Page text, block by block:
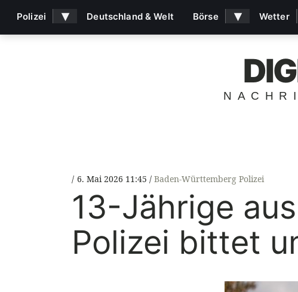
6. Mai 2026 11:45 Baden-Württemberg Polizei
13-Jährige
Polizei bittet
Polizei ▾ Deutschland & Welt Börse ▾ Wetter